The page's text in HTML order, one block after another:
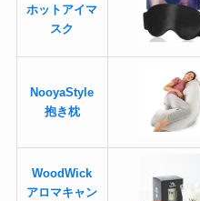
ホットアイマ
スク
NooyaStyle
抱き枕
WoodWick
アロマキャン